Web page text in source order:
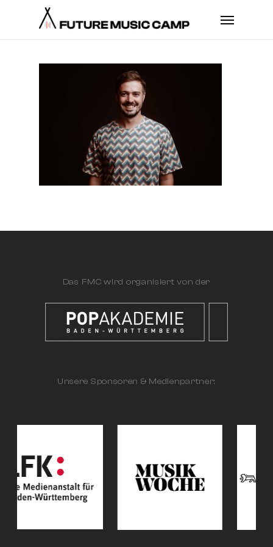
Das FMC wird organisiert von der
Unsere Sponsoren & Medienpartner: